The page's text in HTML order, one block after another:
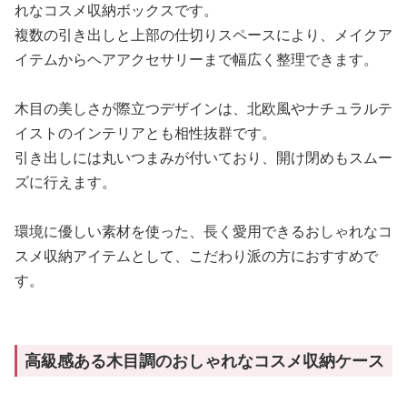
れなコスメ収納ボックスです。
複数の引き出しと上部の仕切りスペースにより、メイクア
イテムからヘアアクセサリーまで幅広く整理できます。
木目の美しさが際立つデザインは、北欧風やナチュラルテ
イストのインテリアとも相性抜群です。
引き出しには丸いつまみが付いており、開け閉めもスムー
ズに行えます。
環境に優しい素材を使った、長く愛用できるおしゃれなコ
スメ収納アイテムとして、こだわり派の方におすすめで
す。
高級感ある木目調のおしゃれなコスメ収納ケース